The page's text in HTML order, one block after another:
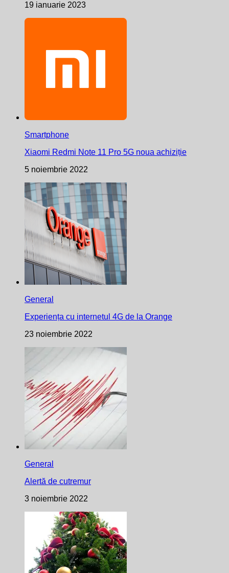
19 ianuarie 2023
Smartphone
Xiaomi Redmi Note 11 Pro 5G noua achiziție
5 noiembrie 2022
General
Experiența cu internetul 4G de la Orange
23 noiembrie 2022
General
Alertă de cutremur
3 noiembrie 2022